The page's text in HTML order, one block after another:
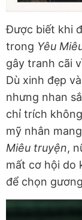
Được biết khi
trong Yêu
gây tranh cãi
Dù xinh đẹp
nhưng nhan
chỉ trích
mỹ nhân
Miêu truyện,
mất cơ hội do
để chọn